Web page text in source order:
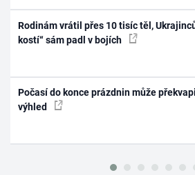
Rodinám vrátil přes 10 tisíc těl,
kostí“ sám padl v bojích
Počasí do konce prázdnin může
výhled